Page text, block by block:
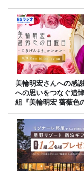
美輪明宏さんへの感
への思いをつなぐ追
組『美輪明宏 薔薇色
～ごきげんよう、ル
～』8/9（日）16時放